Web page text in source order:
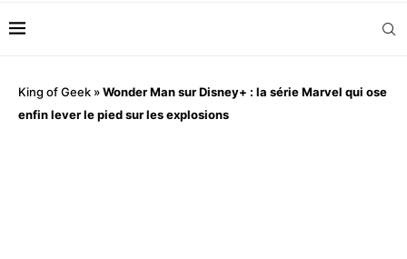
King of Geek »Wonder Man sur Disney+ : la série Marvel qui ose
enfin lever le pied sur les explosions